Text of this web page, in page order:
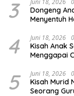
3 Juni 18, 2026
Dongeng
Menyentuh
4 Juni 18, 2026
Kisah Anak
Menggapai
5 Juni 18, 2026
Kisah Murid
Seorang